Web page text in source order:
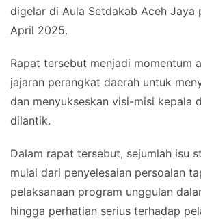
digelar di Aula Setdakab Aceh Jaya
April 2025.
Rapat tersebut menjadi momentum
jajaran perangkat daerah untuk
dan menyukseskan visi-misi kepala
dilantik.
Dalam rapat tersebut, sejumlah isu
mulai dari penyelesaian persoalan
pelaksanaan program unggulan
hingga perhatian serius terhadap